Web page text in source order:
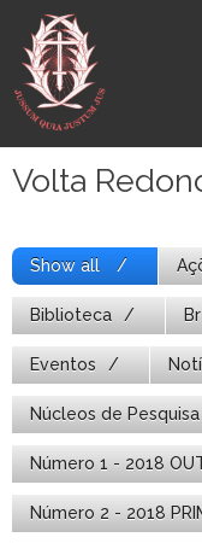
para
conteúdo
Volta
Show all
Biblioteca
Eventos
Núcleos de Pesquisa
Número 1 - 2018
Número 2 - 2018